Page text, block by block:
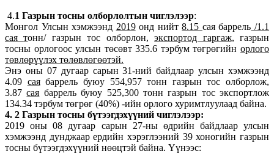
4.1 Газрын тосны олборлолтын чиглэлээр:
Монгол Улсын хэмжээнд 2019онд нийт8.15 сая баррель /1.1
саятонн/ газрын тос олборлон,экспортод гаргаж, газрын
тосны орлогоос улсын төсөвт 335.6 тэрбум төгрөгийн орлого
төвлөрүүлэх төлөвлөгөөтэй.
Энэ оны 07 дугаар сарын 31-ний байдлаар улсын хэмжээнд
4.09 саябаррель буюу 554,957 тонн газрын тос олборлож,
3.87сая баррель буюу 525,300 тонн газрын тос экспортлож
134.34 тэрбум төгрөг (40%) -ийн орлого хуримтлуулаад байна.
4. 2 Газрын тосны бүтээгдэхүүний чиглэлээр:
2019 оны 08 дугаар сарын 27-ны өдрийн байдлаар улсын
хэмжээнд дунджаар ердийн хэрэглээний 39 хоногийн газрын
тосны бүтээгдэхүүний нөөцтэй байна. Үүнээс: